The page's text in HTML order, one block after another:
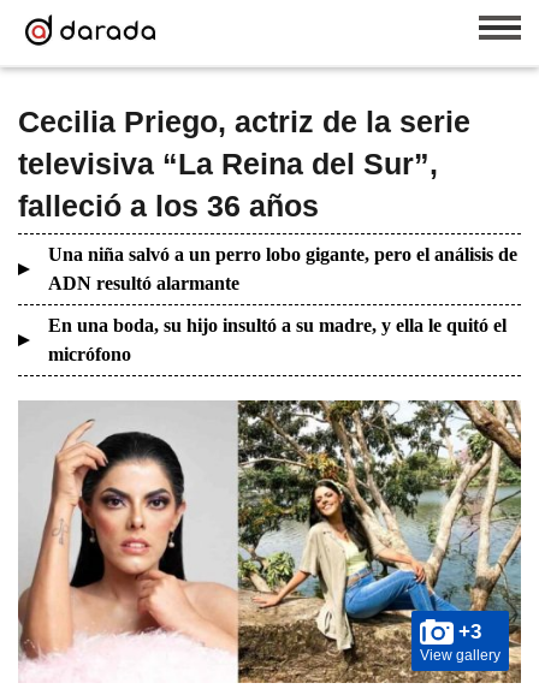
Cecilia Priego, actriz de la serie
televisiva “La Reina del Sur”,
falleció a los 36 años
Una niña salvó a un perro lobo gigante, pero el análisis de
ADN resultó alarmante
En una boda, su hijo insultó a su madre, y ella le quitó el
micrófono
+3
View gallery